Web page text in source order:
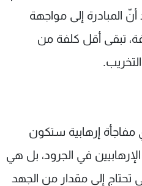
المبادرة إلى مواجهة
تبقى أقل كلفة من
مفاجأة إرهابية ستكون
اﻹرهابيين في الجرود، بل هي
إلى مقدار من الجهد